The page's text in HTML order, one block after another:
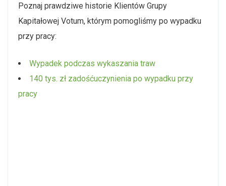
Poznaj prawdziwe historie Klientów Grupy
Kapitałowej Votum, którym pomogliśmy po wypadku
przy pracy:
Wypadek podczas wykaszania traw
140 tys. zł zadośćuczynienia po wypadku przy
pracy